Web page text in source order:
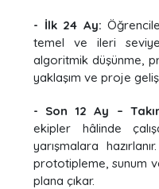
- İlk 24 Ay:
temel ve ileri
algoritmik düşünme,
yaklaşım ve proje
- Son 12 Ay –
ekipler hâlinde
yarışmalara
prototipleme, sunum
plana çıkar.